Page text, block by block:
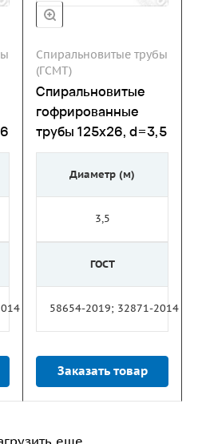
Спиральновитые трубы
(ГСМТ)
Спиральновитые
гофрированные
трубы 125х26, d=3,5
Диаметр (м)
3,5
ГОСТ
58654-2019; 32871-2014
Заказать товар
еще